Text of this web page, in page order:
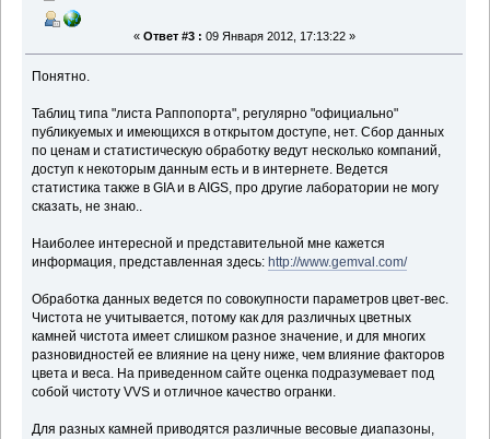
« Ответ #3 : 09 Января 2012, 17:13:22 »
Понятно.
Таблиц типа "листа Раппопорта", регулярно "официально"
публикуемых и имеющихся в открытом доступе, нет. Сбор данных
по ценам и статистическую обработку ведут несколько компаний,
доступ к некоторым данным есть и в интернете. Ведется
статистика также в GIA и в AIGS, про другие лаборатории не могу
сказать, не знаю..
Наиболее интересной и представительной мне кажется
информация, представленная здесь: http://www.gemval.com/
Обработка данных ведется по совокупности параметров цвет-вес.
Чистота не учитывается, потому как для различных цветных
камней чистота имеет слишком разное значение, и для многих
разновидностей ее влияние на цену ниже, чем влияние факторов
цвета и веса. На приведенном сайте оценка подразумевает под
собой чистоту VVS и отличное качество огранки.
Для разных камней приводятся различные весовые диапазоны,